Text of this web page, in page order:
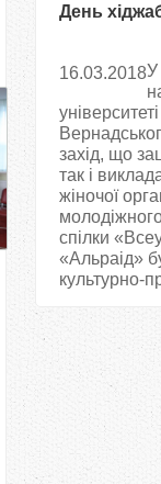
День
16.03.2018У
захід, що
так і
жіночої
спілки
«Альраід»
культурно-